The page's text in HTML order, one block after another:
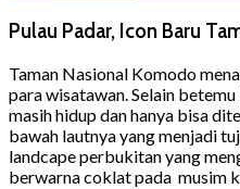
Pulau Padar, Icon Baru
Taman Nasional Komodo
para wisatawan. Selain
masih hidup dan hanya bisa
bawah lautnya yang menjadi
landcape perbukitan yang
berwarna coklat pada musim